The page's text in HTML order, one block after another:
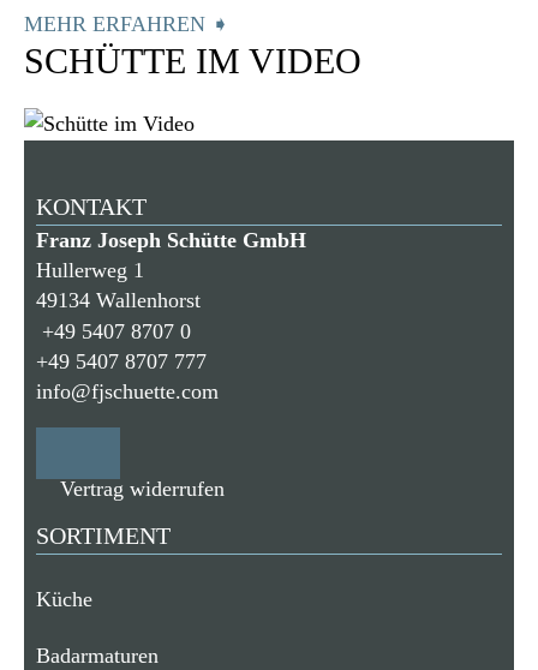
MEHR ERFAHREN ➧
SCHÜTTE IM VIDEO
KONTAKT
Franz Joseph Schütte GmbH
Hullerweg 1
49134 Wallenhorst
+49 5407 8707 0
+49 5407 8707 777
info@fjschuette.com
Vertrag widerrufen
SORTIMENT
Küche
Badarmaturen